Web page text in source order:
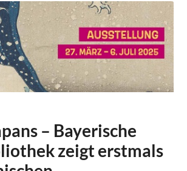
– Bayerische
zeigt erstmals